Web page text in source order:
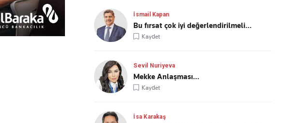
İsmail Kapan
Bu fırsat çok iyi değerlendirilmeli…
Kaydet
Sevil Nuriyeva
Mekke Anlaşması…
Kaydet
İsa Karakaş